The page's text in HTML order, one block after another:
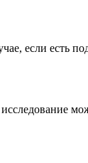
если есть